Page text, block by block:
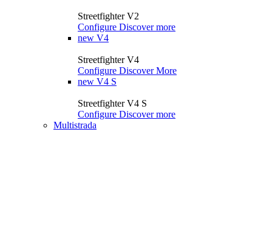
Streetfighter V2
Configure Discover more
new V4
Streetfighter V4
Configure Discover More
new V4 S
Streetfighter V4 S
Configure Discover more
Multistrada